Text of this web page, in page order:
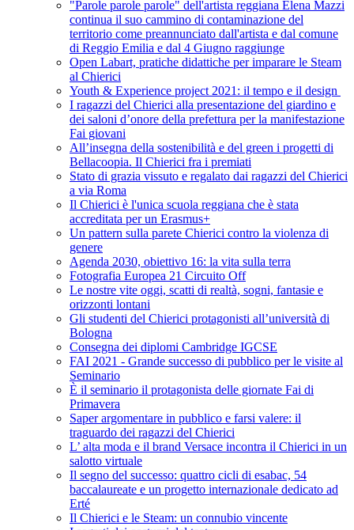
"Parole parole parole" dell'artista reggiana Elena Mazzi
continua il suo cammino di contaminazione del
territorio come preannunciato dall'artista e dal comune
di Reggio Emilia e dal 4 Giugno raggiunge
Open Labart, pratiche didattiche per imparare le Steam
al Chierici
Youth & Experience project 2021: il tempo e il design
I ragazzi del Chierici alla presentazione del giardino e
dei saloni d’onore della prefettura per la manifestazione
Fai giovani
All’insegna della sostenibilità e del green i progetti di
Bellacoopia. Il Chierici fra i premiati
Stato di grazia vissuto e regalato dai ragazzi del Chierici
a via Roma
Il Chierici è l'unica scuola reggiana che è stata
accreditata per un Erasmus+
Un pattern sulla parete Chierici contro la violenza di
genere
Agenda 2030, obiettivo 16: la vita sulla terra
Fotografia Europea 21 Circuito Off
Le nostre vite oggi, scatti di realtà, sogni, fantasie e
orizzonti lontani
Gli studenti del Chierici protagonisti all’università di
Bologna
Consegna dei diplomi Cambridge IGCSE
FAI 2021 - Grande successo di pubblico per le visite al
Seminario
È il seminario il protagonista delle giornate Fai di
Primavera
Saper argomentare in pubblico e farsi valere: il
traguardo dei ragazzi del Chierici
L’ alta moda e il brand Versace incontra il Chierici in un
salotto virtuale
Il segno del successo: quattro cicli di esabac, 54
baccalaureate e un progetto internazionale dedicato ad
Erté
Il Chierici e le Steam: un connubio vincente